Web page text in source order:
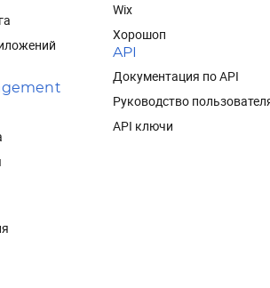
Wix
Хорошоп
API
Документация по API
Руководство
API ключи